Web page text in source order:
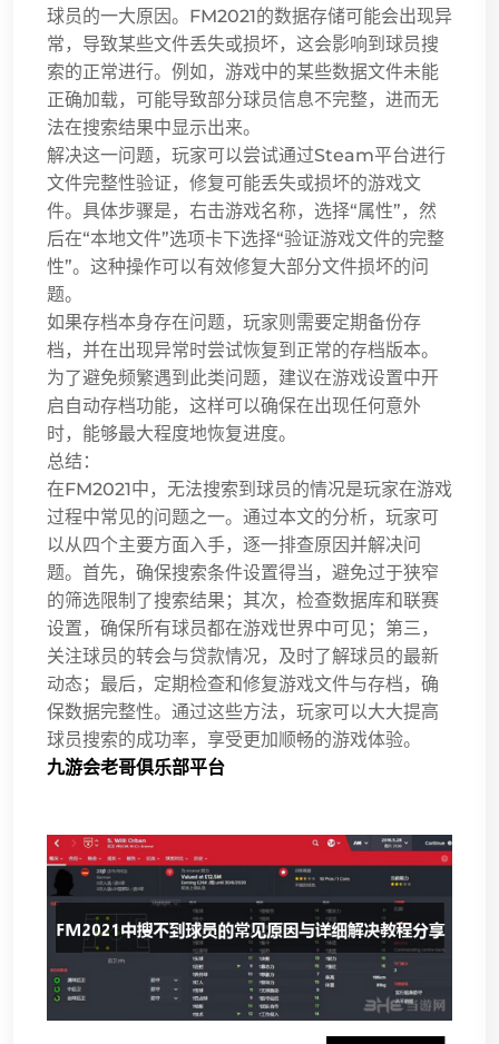
球员的一大原因。FM2021的数据存储可能会出现异
常，导致某些文件丢失或损坏，这会影响到球员搜
索的正常进行。例如，游戏中的某些数据文件未能
正确加载，可能导致部分球员信息不完整，进而无
法在搜索结果中显示出来。
解决这一问题，玩家可以尝试通过Steam平台进行
文件完整性验证，修复可能丢失或损坏的游戏文
件。具体步骤是，右击游戏名称，选择“属性”，然
后在“本地文件”选项卡下选择“验证游戏文件的完整
性”。这种操作可以有效修复大部分文件损坏的问
题。
如果存档本身存在问题，玩家则需要定期备份存
档，并在出现异常时尝试恢复到正常的存档版本。
为了避免频繁遇到此类问题，建议在游戏设置中开
启自动存档功能，这样可以确保在出现任何意外
时，能够最大程度地恢复进度。
总结：
在FM2021中，无法搜索到球员的情况是玩家在游戏
过程中常见的问题之一。通过本文的分析，玩家可
以从四个主要方面入手，逐一排查原因并解决问
题。首先，确保搜索条件设置得当，避免过于狭窄
的筛选限制了搜索结果；其次，检查数据库和联赛
设置，确保所有球员都在游戏世界中可见；第三，
关注球员的转会与贷款情况，及时了解球员的最新
动态；最后，定期检查和修复游戏文件与存档，确
保数据完整性。通过这些方法，玩家可以大大提高
球员搜索的成功率，享受更加顺畅的游戏体验。
九游会老哥俱乐部平台